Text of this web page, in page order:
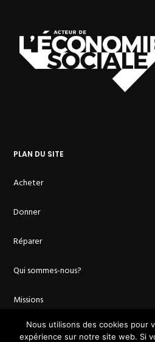
PLAN DU SITE
Acheter
Donner
Réparer
Qui sommes-nous?
Missions
Membres
Nous utilisons des cookies pour
expérience sur notre site web. Si